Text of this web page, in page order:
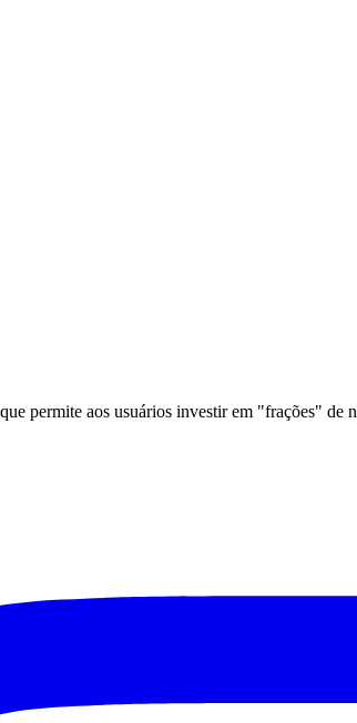
permite aos usuários investir em "frações" de